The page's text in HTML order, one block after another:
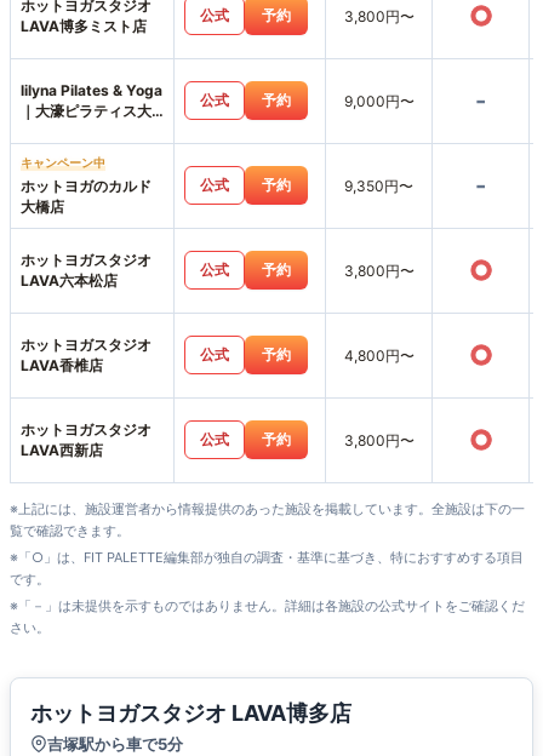
ホットヨガスタジオ
LAVA博多ミスト店
公式 予約 3,800円〜 ○
lilyna Pilates & Yoga
｜大濠ピラティス大
公式 予約 9,000円〜 -
キャンペーン中
ホットヨガのカルド
大橋店
公式 予約 9,350円〜 -
ホットヨガスタジオ
LAVA六本松店
公式 予約 3,800円〜 ○
ホットヨガスタジオ
LAVA香椎店
公式 予約 4,800円〜 ○
ホットヨガスタジオ
LAVA西新店
公式 予約 3,800円〜 ○
※上記には、施設運営者から情報提供のあった施設を掲載しています。全施設は下の一
覧で確認できます。
※「○」は、FIT PALETTE編集部が独自の調査・基準に基づき、特におすすめする項目
です。
※「－」は未提供を示すものではありません。詳細は各施設の公式サイトをご確認くだ
さい。
ホットヨガスタジオ LAVA博多店
吉塚駅から車で5分